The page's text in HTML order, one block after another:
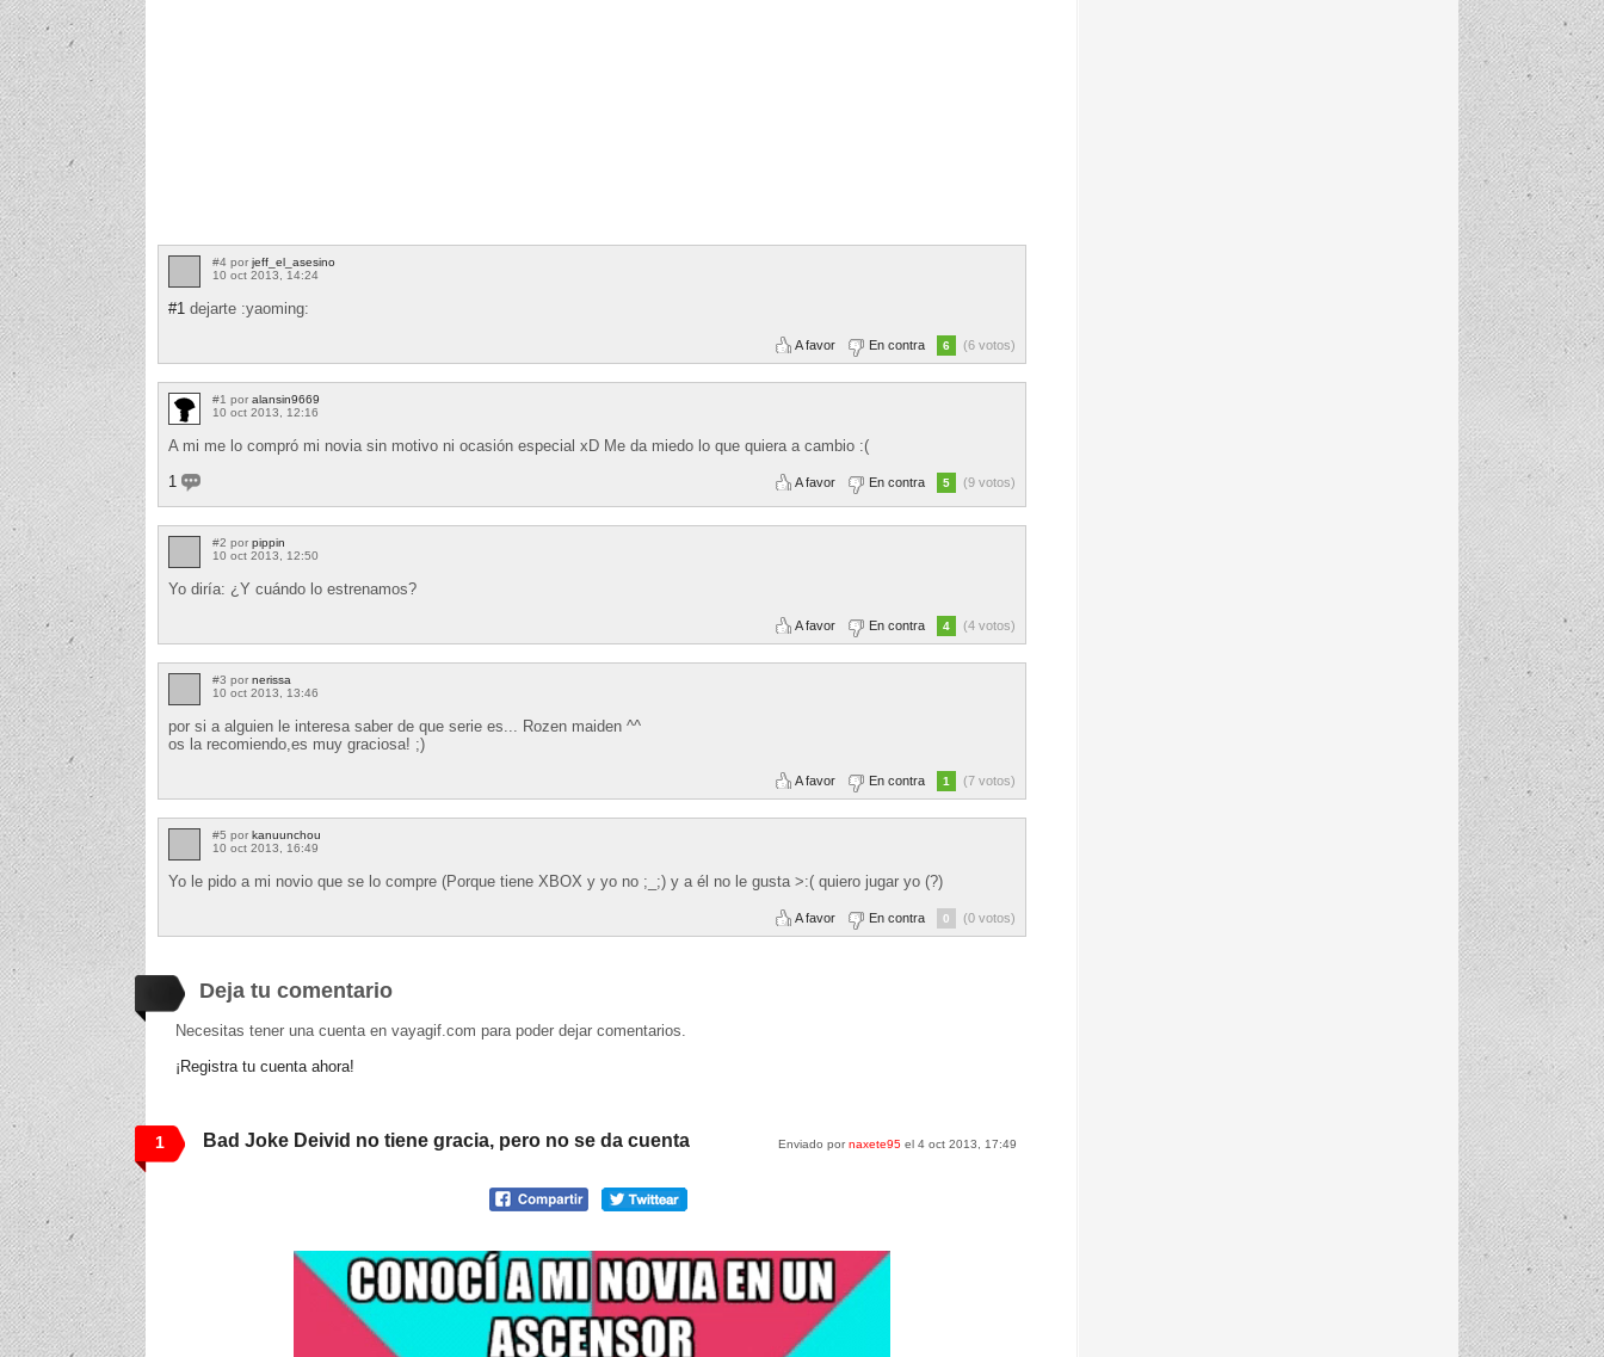
#4 por jeff_el_asesino
10 oct 2013, 14:24
#1 dejarte :yaoming:
A favor En contra 6 (6 votos)
#1 por alansin9669
10 oct 2013, 12:16
A mi me lo compró mi novia sin motivo ni ocasión especial xD Me da miedo lo que quiera a cambio :(
1
A favor En contra 5 (9 votos)
#2 por pippin
10 oct 2013, 12:50
Yo diría: ¿Y cuándo lo estrenamos?
A favor En contra 4 (4 votos)
#3 por nerissa
10 oct 2013, 13:46
por si a alguien le interesa saber de que serie es... Rozen maiden ^^
os la recomiendo,es muy graciosa! ;)
A favor En contra 1 (7 votos)
#5 por kanuunchou
10 oct 2013, 16:49
Yo le pido a mi novio que se lo compre (Porque tiene XBOX y yo no ;_;) y a él no le gusta >:( quiero jugar yo (?)
A favor En contra 0 (0 votos)
Deja tu comentario
Necesitas tener una cuenta en vayagif.com para poder dejar comentarios.
¡Registra tu cuenta ahora!
1 Enviado pornaxete95 el 4 oct 2013, 17:49
Bad Joke Deivid no tiene gracia, pero no se da cuenta